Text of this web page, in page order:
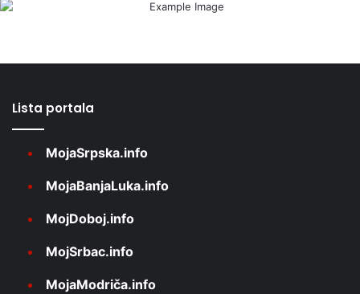
Lista portala
MojaSrpska.info
MojaBanjaLuka.info
MojDoboj.info
MojSrbac.info
MojaModriča.info